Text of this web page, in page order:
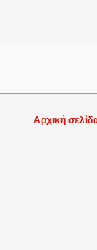
Αρχική